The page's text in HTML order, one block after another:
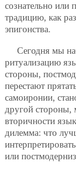
сознательно
традицию, как
эпигонства.
Сегодня мы
ритуализацию
стороны,
перестают
самоиронии,
другой стороны,
вторичности
дилемма: что
или